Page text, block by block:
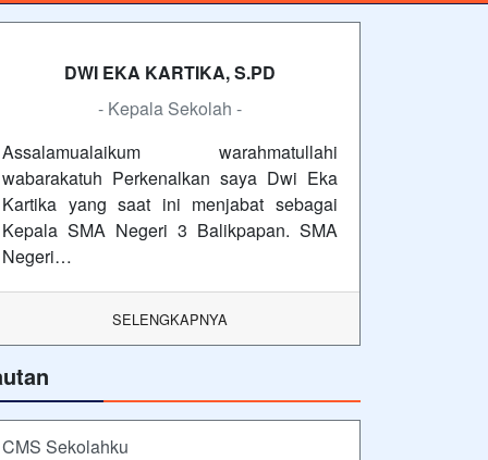
DWI EKA KARTIKA, S.PD
- Kepala Sekolah -
Assalamualaikum warahmatullahi
wabarakatuh Perkenalkan saya Dwi Eka
Kartika yang saat ini menjabat sebagai
Kepala SMA Negeri 3 Balikpapan. SMA
Negeri…
SELENGKAPNYA
CMS Sekolahku